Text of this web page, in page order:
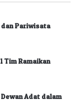
Pariwisata
Tim Ramaikan
Adat dalam